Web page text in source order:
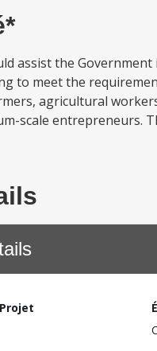
assist the
to meet the
agricultural
scale entrepreneurs.